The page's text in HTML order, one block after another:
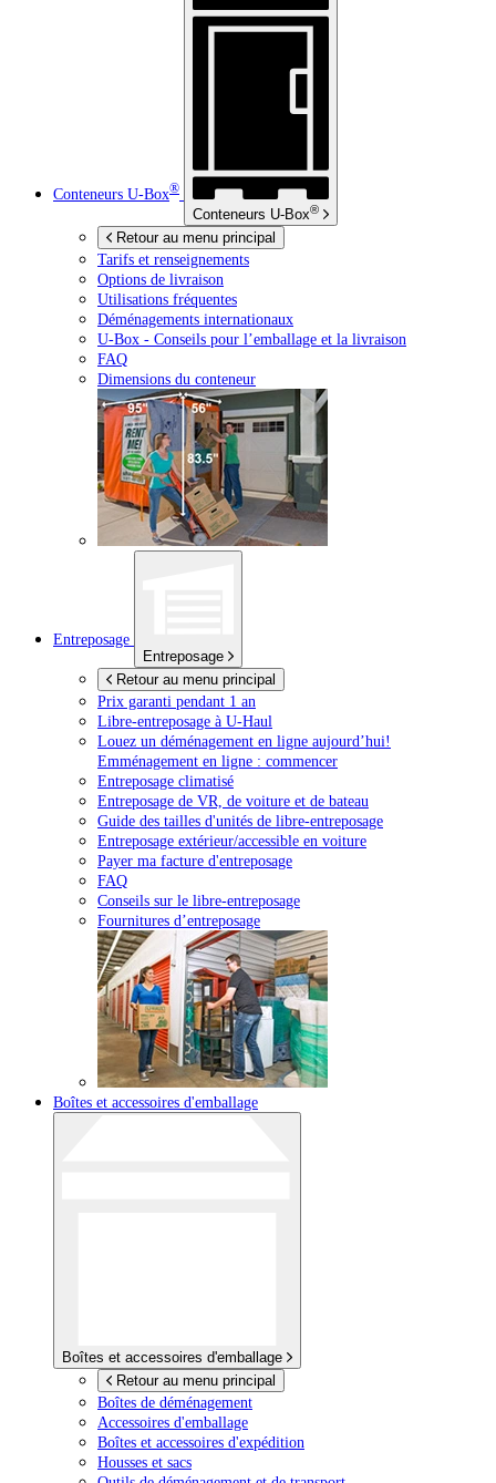
Conteneurs U-Box®
Conteneurs U-Box®
Retour au menu principal
Tarifs et renseignements
Options de livraison
Utilisations fréquentes
Déménagements internationaux
U-Box - Conseils pour l’emballage et la livraison
FAQ
Dimensions du conteneur
Entreposage
Entreposage
Retour au menu principal
Prix garanti pendant 1 an
Libre-entreposage à U-Haul
Louez un déménagement en ligne aujourd’hui!
Emménagement en ligne : commencer
Entreposage climatisé
Entreposage de VR, de voiture et de bateau
Guide des tailles d'unités de libre-entreposage
Entreposage extérieur/accessible en voiture
Payer ma facture d'entreposage
FAQ
Conseils sur le libre-entreposage
Fournitures d’entreposage
Boîtes et accessoires d'emballage
Boîtes et accessoires d'emballage
Retour au menu principal
Boîtes de déménagement
Accessoires d'emballage
Boîtes et accessoires d'expédition
Housses et sacs